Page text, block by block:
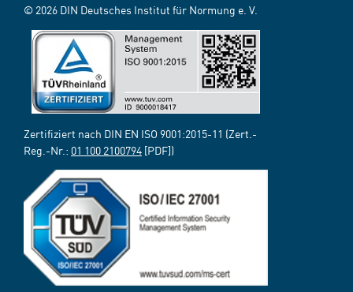
© 2026 DIN Deutsches Institut für Normung e. V.
Zertifiziert nach DIN EN ISO 9001:2015-11 (Zert.-
Reg.-Nr.: 01 100 2100794 [PDF])